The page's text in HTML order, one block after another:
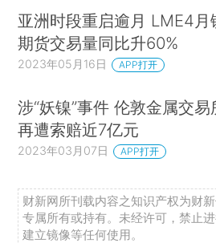
亚洲时段重启逾月 LME4月
期货交易量同比升60%
2023年05月16日 APP打开
涉“妖镍”事件 伦敦金属交易
再遭索赔近7亿元
2023年03月07日 APP打开
财新网所刊载内容之知识产权为财
专属所有或持有。未经许可，禁止
建立镜像等任何使用。